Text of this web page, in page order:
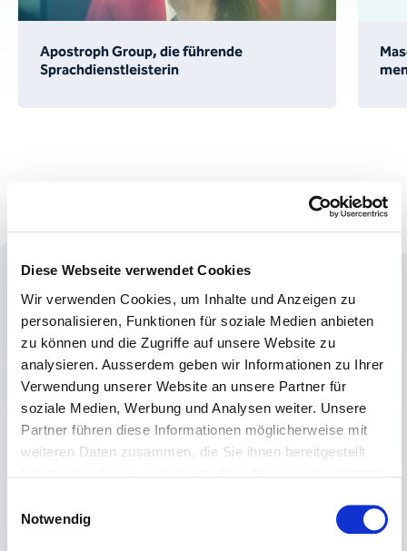
Diese Webseite verwendet Cookies
Wir verwenden Cookies, um Inhalte und Anzeigen zu
personalisieren, Funktionen für soziale Medien anbieten
zu können und die Zugriffe auf unsere Website zu
analysieren. Ausserdem geben wir Informationen zu Ihrer
Verwendung unserer Website an unsere Partner für
soziale Medien, Werbung und Analysen weiter. Unsere
Partner führen diese Informationen möglicherweise mit
weiteren Daten zusammen, die Sie ihnen bereitgestellt
Weitere Informationen entnehmen Sie bitte unserer
Notwendig
Apostroph Group, die führende
Sprachdienstleisterin
Gemeinsam Ziele erreichen
Ihre Projekte in besten Händen
Wir arbeiten mit Single Points of Contact.
Somit werden Sie von einer fachlich versierten
Laufenden hält.